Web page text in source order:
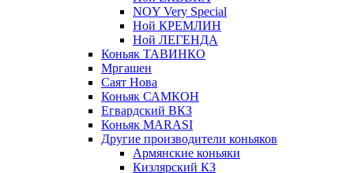
NOY Very Special
Ной КРЕМЛИН
Ной ЛЕГЕНДА
Коньяк ТАВИНКО
Мргашен
Саят Нова
Коньяк САМКОН
Егвардский ВКЗ
Коньяк MARASI
Другие производители коньяков
Армянские коньяки
Кизлярский КЗ